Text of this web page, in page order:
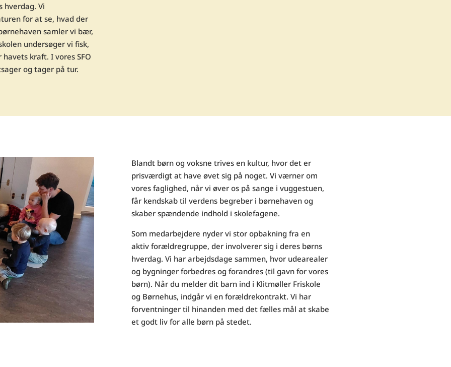
hverdag. Vi
for at se, hvad der
samler vi bær,
undersøger vi fisk,
kraft. I vores SFO
og tager på tur.
Blandt børn og voksne trives en kultur, hvor det er
prisværdigt at have øvet sig på noget. Vi værner om
vores faglighed, når vi øver os på sange i vuggestuen,
får kendskab til verdens begreber i børnehaven og
skaber spændende indhold i skolefagene.
Som medarbejdere nyder vi stor opbakning fra en
aktiv forældregruppe, der involverer sig i deres børns
hverdag. Vi har arbejdsdage sammen, hvor udearealer
og bygninger forbedres og forandres (til gavn for vores
børn). Når du melder dit barn ind i Klitmøller Friskole
og Børnehus, indgår vi en forældrekontrakt. Vi har
forventninger til hinanden med det fælles mål at skabe
et godt liv for alle børn på stedet.